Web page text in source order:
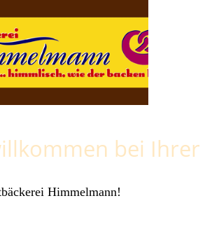
bei Ihrer
Himmelmann!